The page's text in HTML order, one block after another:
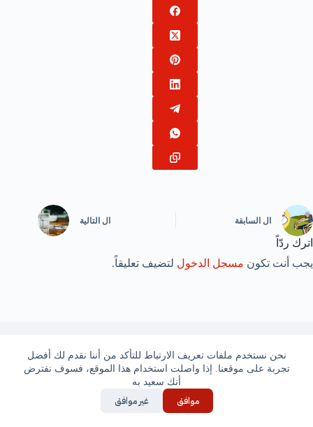
نحن نستخدم ملفات تعريف الارتباط للتأكد من أننا نقدم لك أفضل
تجربة على موقعنا. إذا واصلت استخدام هذا الموقع، فسوف نفترض
أنك سعيد به
موافق غير موافق
ال السابقة ال التالية
اترك ردّاً
يجب أنت تكون مسجل الدخول لتضيف تعليقاً.
مقالات مشابهة